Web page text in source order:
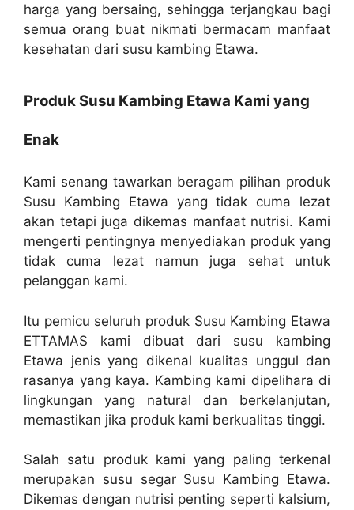
harga yang bersaing, sehingga terjangkau bagi
semua orang buat nikmati bermacam manfaat
kesehatan dari susu kambing Etawa.
Produk Susu Kambing Etawa Kami yang
Enak
Kami senang tawarkan beragam pilihan produk
Susu Kambing Etawa yang tidak cuma lezat
akan tetapi juga dikemas manfaat nutrisi. Kami
mengerti pentingnya menyediakan produk yang
tidak cuma lezat namun juga sehat untuk
pelanggan kami.
Itu pemicu seluruh produk Susu Kambing Etawa
ETTAMAS kami dibuat dari susu kambing
Etawa jenis yang dikenal kualitas unggul dan
rasanya yang kaya. Kambing kami dipelihara di
lingkungan yang natural dan berkelanjutan,
memastikan jika produk kami berkualitas tinggi.
Salah satu produk kami yang paling terkenal
merupakan susu segar Susu Kambing Etawa.
Dikemas dengan nutrisi penting seperti kalsium,